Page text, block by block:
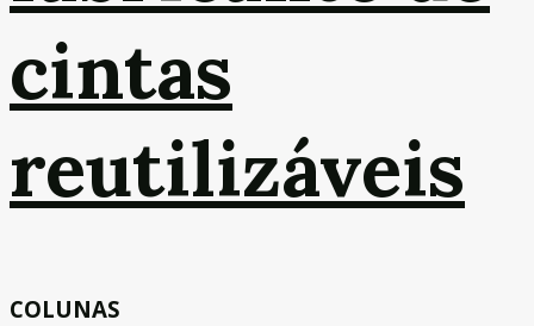
cintas
reutilizáveis
COLUNAS